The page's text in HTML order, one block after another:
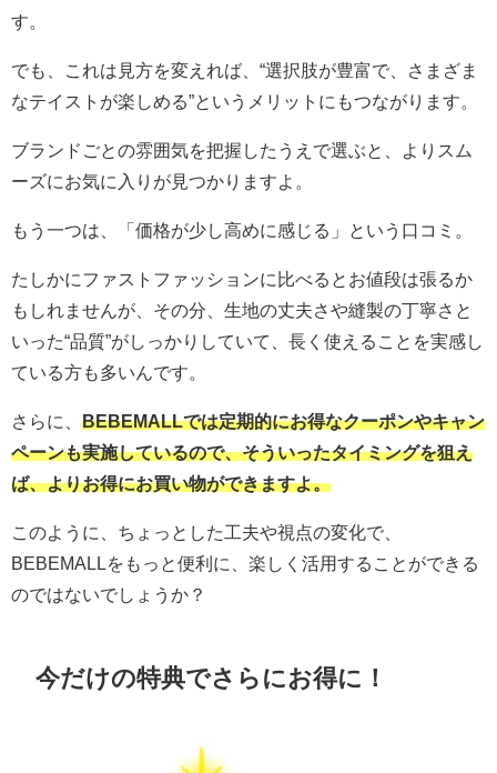
す。
でも、これは見方を変えれば、“選択肢が豊富で、さまざま
なテイストが楽しめる”というメリットにもつながります。
ブランドごとの雰囲気を把握したうえで選ぶと、よりスム
ーズにお気に入りが見つかりますよ。
もう一つは、「価格が少し高めに感じる」という口コミ。
たしかにファストファッションに比べるとお値段は張るか
もしれませんが、その分、生地の丈夫さや縫製の丁寧さと
いった“品質”がしっかりしていて、長く使えることを実感し
ている方も多いんです。
さらに、 BEBEMALLでは定期的にお得なクーポンやキャン
ペーンも実施しているので、そういったタイミングを狙え
ば、よりお得にお買い物ができますよ。
このように、ちょっとした工夫や視点の変化で、
BEBEMALLをもっと便利に、楽しく活用することができる
のではないでしょうか？
今だけの特典でさらにお得に！